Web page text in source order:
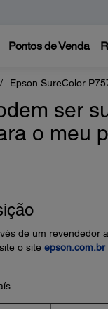
Pontos de Venda
Epson SureColor
ser
o meu
de um revendedor
o site epson.com.br